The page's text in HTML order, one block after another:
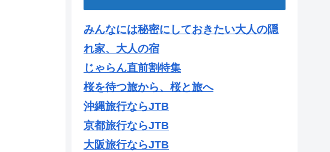
みんなには秘密にしておきたい大人の隠
れ家、大人の宿
じゃらん直前割特集
桜を待つ旅から、桜と旅へ
沖縄旅行ならJTB
京都旅行ならJTB
大阪旅行ならJTB